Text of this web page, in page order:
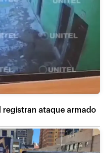
registran ataque armado